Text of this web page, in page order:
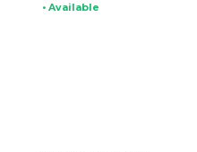
• Available